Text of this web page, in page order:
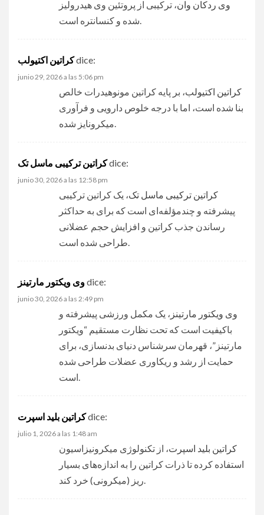
وی ردکان وان، ترکیبی از پروتئین وی هیدرولیز
کراتین اکتیولبdice:
junio 29, 2026 a las 5:06 pm
کراتین اکتیولب، بر پایه کراتین مونوهیدرات خالص
بنا شده است، اما با درجه خلوص دارویی و فرآوری
کراتین ترکیبی ماسل تکdice:
junio 30, 2026 a las 12:58 pm
کراتین ترکیبی ماسل تک، یک کراتین ترکیبی
پیشرفته و چندمؤلفه‌ای است که برای به حداکثر
رساندن جذب کراتین و افزایش حجم عضلانی
وی ویکتور مارتینز dice:
junio 30, 2026 a las 2:49 pm
وی ویکتور مارتینز ، یک مکمل ورزشی پیشرفته و
باکیفیت است که تحت نظارت مستقیم “ویکتور
مارتینز”، قهرمان سرشناس دنیای بدنسازی، برای
حمایت از رشد و ریکاوری عضلات طراحی شده
کراتین بلید اسپرتdice:
julio 1, 2026 a las 1:48 am
کراتین بلید اسپرت، از تکنولوژی میکرونیزاسیون
استفاده کرده تا ذرات کراتین را به اندازه‌های بسیار